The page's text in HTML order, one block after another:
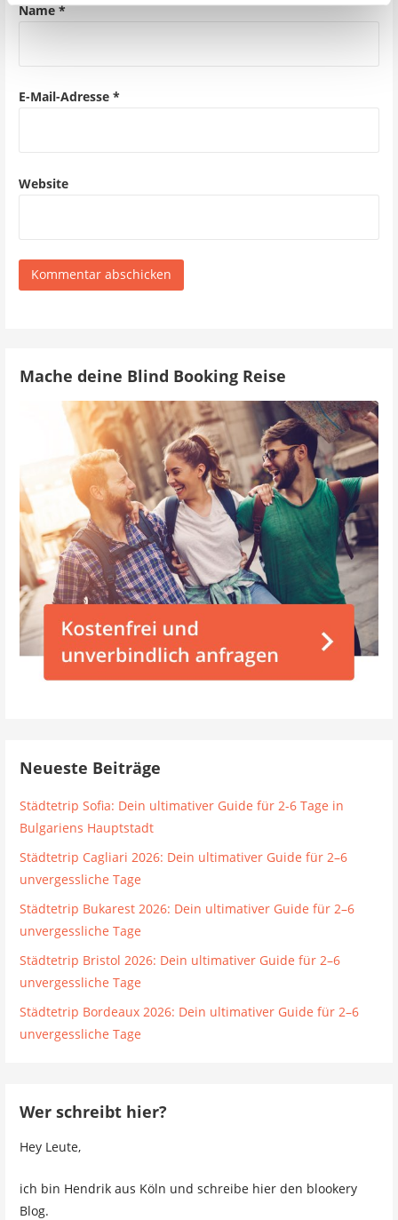
Name*
E-Mail-Adresse *
Website
Mache deine Blind Booking Reise
Neueste Beiträge
Städtetrip Sofia: Dein ultimativer Guide für 2-6 Tage in
Bulgariens Hauptstadt
Städtetrip Cagliari 2026: Dein ultimativer Guide für 2–6
unvergessliche Tage
Städtetrip Bukarest 2026: Dein ultimativer Guide für 2–6
unvergessliche Tage
Städtetrip Bristol 2026: Dein ultimativer Guide für 2–6
unvergessliche Tage
Städtetrip Bordeaux 2026: Dein ultimativer Guide für 2–6
unvergessliche Tage
Wer schreibt hier?
Hey Leute,
ich bin Hendrik aus Köln und schreibe hier den blookery
Blog.